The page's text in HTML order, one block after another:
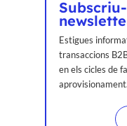
Estigues
transaccions
en els cicles de
aprovisionament.